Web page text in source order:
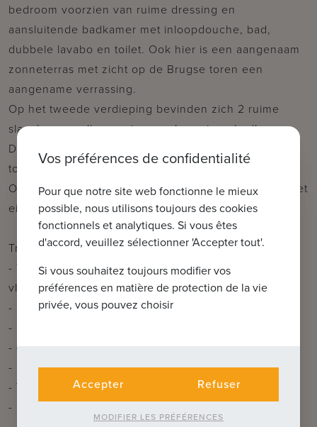
bedroom voorzien van ruime dressing en
aansluitende badkamer met inloopdouche, bad,
dubbele lavabo en toilet. Ook hier is een aangenaam
zonneterras met zicht op de Brugse toren een
aangename verrassing.
Op het tweede verdieping bevinden zich 2 ruime
slaapkamers elk voorzien van hun eigen badkamer.
Daarnaast beschikt dit verdiep ook over een apart
toilet.
Op het derde verdiep werd een ruime slaapkamer met
eigen badkamer en mezzanine voorzien.
Troeven:
- Topligging aan de rand van Brugge Centrum met
vlotte bereikbaarheid
- Luxe-afwerking met oog voor detail
- Duurzame en energiezuinige renovatie
- 4 slaapkamers met afzonderlijke badkamer
- Gezellige stadstuin/terras & dakterras
- Volledig onderkelderd
- Optioneel: beschikbaarheid parking in de buurt
Vos préférences de confidentialité
Pour que notre site web fonctionne le mieux
possible, nous utilisons toujours des cookies
fonctionnels et analytiques. Si vous êtes
d'accord, veuillez sélectionner 'Accepter tout'.
Si vous souhaitez toujours modifier vos
préférences en matière de protection de la vie
privée, vous pouvez choisir
Accepter Refuser
MODIFIER LES PRÉFÉRENCES